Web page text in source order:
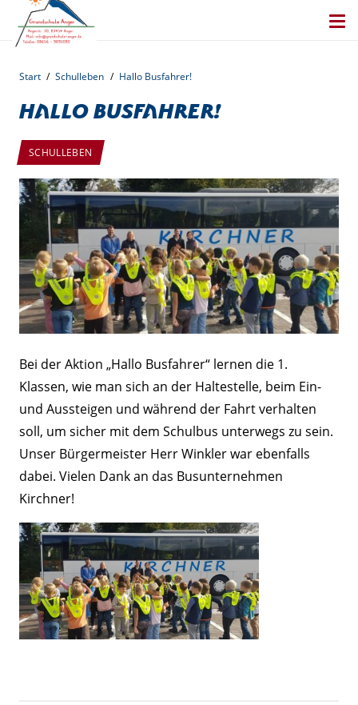
Start / Schulleben / Hallo Busfahrer!
Hallo Busfahrer!
Bei der Aktion „Hallo Busfahrer“ lernen die 1.
Klassen, wie man sich an der Haltestelle, beim Ein-
und Aussteigen und während der Fahrt verhalten
soll, um sicher mit dem Schulbus unterwegs zu sein.
Unser Bürgermeister Herr Winkler war ebenfalls
dabei. Vielen Dank an das Busunternehmen
Kirchner!
SCHULLEBEN